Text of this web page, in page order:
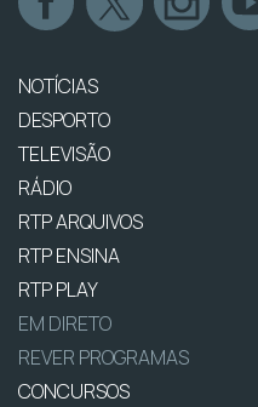
NOTÍCIAS
DESPORTO
TELEVISÃO
RÁDIO
RTP ARQUIVOS
RTP ENSINA
RTP PLAY
EM DIRETO
REVER PROGRAMAS
CONCURSOS